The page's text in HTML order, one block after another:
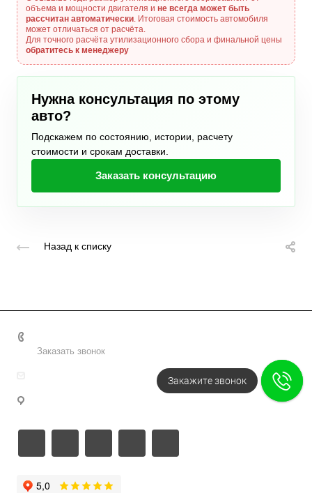
объема и мощности двигателя и не всегда может быть
рассчитан автоматически. Итоговая стоимость автомобиля
может отличаться от расчёта.
Для точного расчёта утилизационного сбора и финальной цены
обратитесь к менеджеру
Нужна консультация по этому
авто?
Подскажем по состоянию, истории, расчету
стоимости и срокам доставки.
Заказать консультацию
Назад к списку
Заказать звонок
Закажите звонок